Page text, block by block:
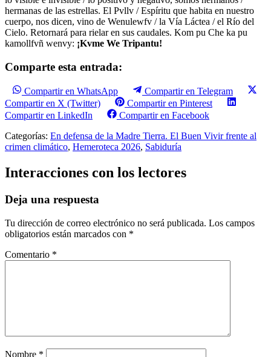
hermanas de las estrellas. El Pvllv / Espíritu que habita en nuestro
cuerpo, nos dicen, vino de Wenulewfv / la Vía Láctea / el Río del
Cielo. Retornará para rielar en sus caudales. Kom pu Che ka pu
kamollfvñ wenvy: ¡Kvme We Tripantu!
Comparte esta entrada:
Compartir en WhatsApp
Compartir en Telegram
Compartir en X (Twitter)
Compartir en Pinterest
Compartir en LinkedIn
Compartir en Facebook
Categorías: En defensa de la Madre Tierra. El Buen Vivir frente al
crimen climático, Hemeroteca 2026, Sabiduría
Interacciones con los lectores
Deja una respuesta
Tu dirección de correo electrónico no será publicada. Los campos
obligatorios están marcados con *
Comentario *
Nombre *